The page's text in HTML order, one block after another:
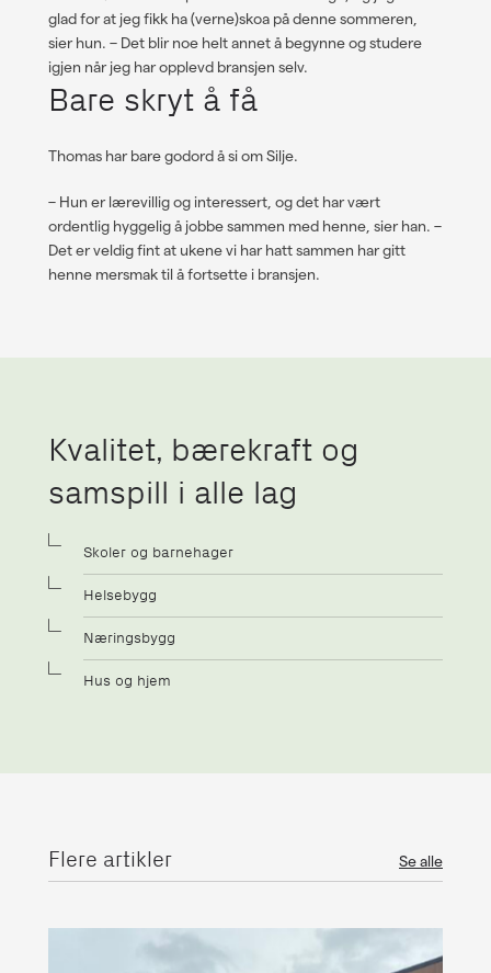
glad for at jeg fikk ha (verne)skoa på denne sommeren,
sier hun. – Det blir noe helt annet å begynne og studere
igjen når jeg har opplevd bransjen selv.
Bare skryt å få
Thomas har bare godord å si om Silje.
– Hun er lærevillig og interessert, og det har vært
ordentlig hyggelig å jobbe sammen med henne, sier han. –
Det er veldig fint at ukene vi har hatt sammen har gitt
henne mersmak til å fortsette i bransjen.
Kvalitet, bærekraft og
samspill i alle lag
Skoler og barnehager
Helsebygg
Næringsbygg
Hus og hjem
Flere artikler Se alle